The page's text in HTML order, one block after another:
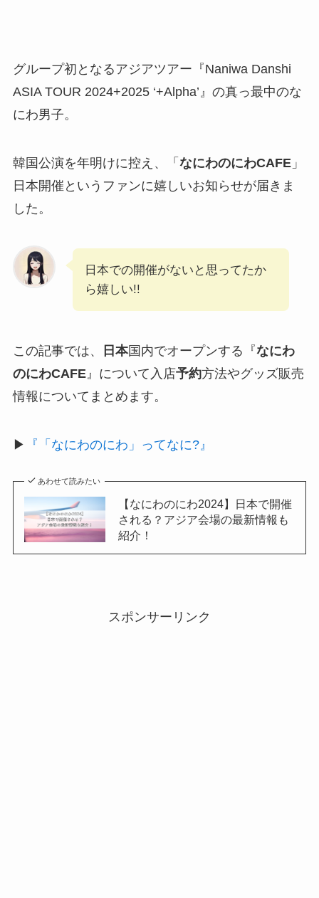
グループ初となるアジアツアー『Naniwa Danshi
ASIA TOUR 2024+2025 ‘+Alpha’』の真っ最中のな
にわ男子。
韓国公演を年明けに控え、「 なにわのにわCAFE」
日本開催というファンに嬉しいお知らせが届きま
した。
日本での開催がないと思ってたか
ら嬉しい!!
この記事では、 日本国内でオープンする『なにわ
のにわCAFE』について入店予約方法やグッズ販売
情報についてまとめます。
▶ 『「なにわのにわ」ってなに?』
あわせて読みたい
【なにわのにわ2024】日本で開催
される？アジア会場の最新情報も
紹介！
スポンサーリンク